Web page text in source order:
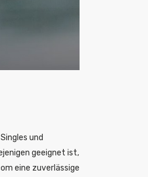
und
geeignet ist,
eine zuverlässige